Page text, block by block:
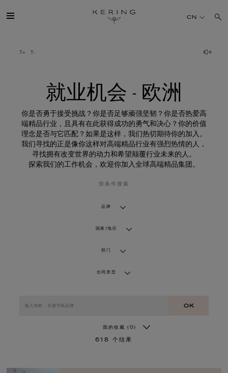
业
机
可持续发展
FINANCE
加入我们
CN
就业机会 - 欧洲
你是否勇于接受挑战？你是否足够顽强坚韧？你是否热爱高
端精品行业，且具有在此获得成功的勇气和决心？你的价值
理念是否与它匹配？如果是这样，我们热切期待你的加入。
我们寻找的正是像你这样对高端精品行业有强烈热情的人，
寻找拥有改变世界的动力和希望颠覆行业未来的人。
探索我们的工作机会，欢迎你加入全球高端精品集团。
按条件搜索
品牌
国家/地区
部门
合同类型
OK
我的收藏 (0)
618 个结果